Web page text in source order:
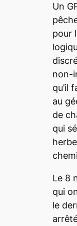
Un
pour
non-
qu’il
au
de
qui
Le 8
qui
le